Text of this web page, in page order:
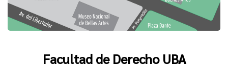
Facultad de Derecho UBA